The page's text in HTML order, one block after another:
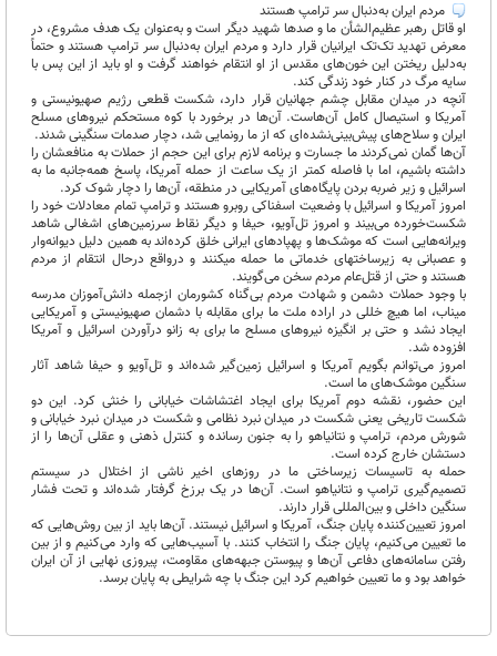
مردم ایران به‌دنبال سر ترامپ هستند
او قاتل رهبر عظیم‌الشأن ما و صدها شهید دیگر است و به‌عنوان یک هدف مشروع، در
معرض تهدید تک‌تک ایرانیان قرار دارد و مردم ایران به‌دنبال سر ترامپ هستند و حتماً
به‌دلیل ریختن این خون‌های مقدس از او انتقام خواهند گرفت و او باید از این پس با
سایه مرگ در کنار خود زندگی کند.
آنچه در میدان مقابل چشم جهانیان قرار دارد، شکست قطعی رژیم صهیونیستی و
آمریکا و استیصال کامل آن‌هاست. آن‌ها در برخورد با کوه مستحکم نیروهای مسلح
ایران و سلاح‌های پیش‌بینی‌نشده‌ای که از ما رونمایی شد، دچار صدمات سنگینی شدند.
آن‌ها گمان نمی‌کردند ما جسارت و برنامه لازم برای این حجم از حملات به منافعشان را
داشته باشیم، اما با فاصله کمتر از یک ساعت از حمله آمریکا، پاسخ همه‌جانبه ما به
اسرائیل و زیر ضربه بردن پایگاه‌های آمریکایی در منطقه، آن‌ها را دچار شوک کرد.
امروز آمریکا و اسرائیل با وضعیت اسفناکی روبرو هستند و ترامپ تمام معادلات خود را
شکست‌خورده می‌بیند و امروز تل‌آویو، حیفا و دیگر نقاط سرزمین‌های اشغالی شاهد
ویرانه‌هایی است که موشک‌ها و پهپادهای ایرانی خلق کرده‌اند به همین دلیل دیوانه‌وار
و عصبانی به زیرساختهای خدماتی ما حمله میکنند و درواقع درحال انتقام از مردم
هستند و حتی از قتل‌عام مردم سخن می‌گویند.
با وجود حملات دشمن و شهادت مردم بی‌گناه کشورمان ازجمله دانش‌آموزان مدرسه
میناب، اما هیچ خللی در اراده ملت ما برای مقابله با دشمان صهیونیستی و آمریکایی
ایجاد نشد و حتی بر انگیزه نیروهای مسلح ما برای به زانو درآوردن اسرائیل و آمریکا
افزوده شد.
امروز می‌توانم بگویم آمریکا و اسرائیل زمین‌گیر شده‌اند و تل‌آویو و حیفا شاهد آثار
سنگین موشک‌های ما است.
این حضور، نقشه دوم آمریکا برای ایجاد اغتشاشات خیابانی را خنثی کرد. این دو
شکست تاریخی یعنی شکست در میدان نبرد نظامی و شکست در میدان نبرد خیابانی و
شورش مردم، ترامپ و نتانیاهو را به جنون رسانده و کنترل ذهنی و عقلی آن‌ها را از
دستشان خارج کرده است.
حمله به تاسیسات زیرساختی ما در روزهای اخیر ناشی از اختلال در سیستم
تصمیم‌گیری ترامپ و نتانیاهو است. آن‌ها در یک برزخ گرفتار شده‌اند و تحت فشار
سنگین داخلی و بین‌المللی قرار دارند.
امروز تعیین‌کننده پایان جنگ، آمریکا و اسرائیل نیستند. آن‌ها باید از بین روش‌هایی که
ما تعیین می‌کنیم، پایان جنگ را انتخاب کنند. با آسیب‌هایی که وارد می‌کنیم و از بین
رفتن سامانه‌های دفاعی آن‌ها و پیوستن جبهه‌های مقاومت، پیروزی نهایی از آن ایران
خواهد بود و ما تعیین خواهیم کرد این جنگ با چه شرایطی به پایان برسد.